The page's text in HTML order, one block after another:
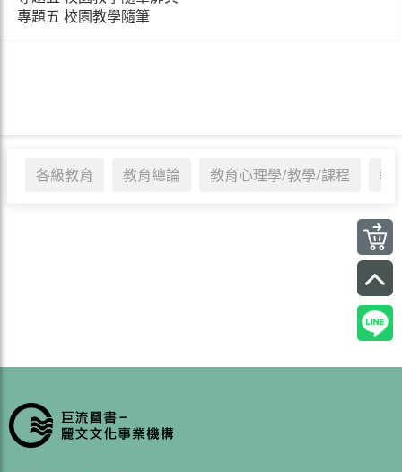
各級教育 教育總論 教育心理學/教學/課程 教
專題五 校園教學隨筆